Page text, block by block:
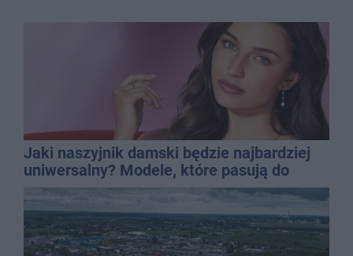
Jaki naszyjnik damski będzie najbardziej
uniwersalny? Modele, które pasują do
wielu stylizacji